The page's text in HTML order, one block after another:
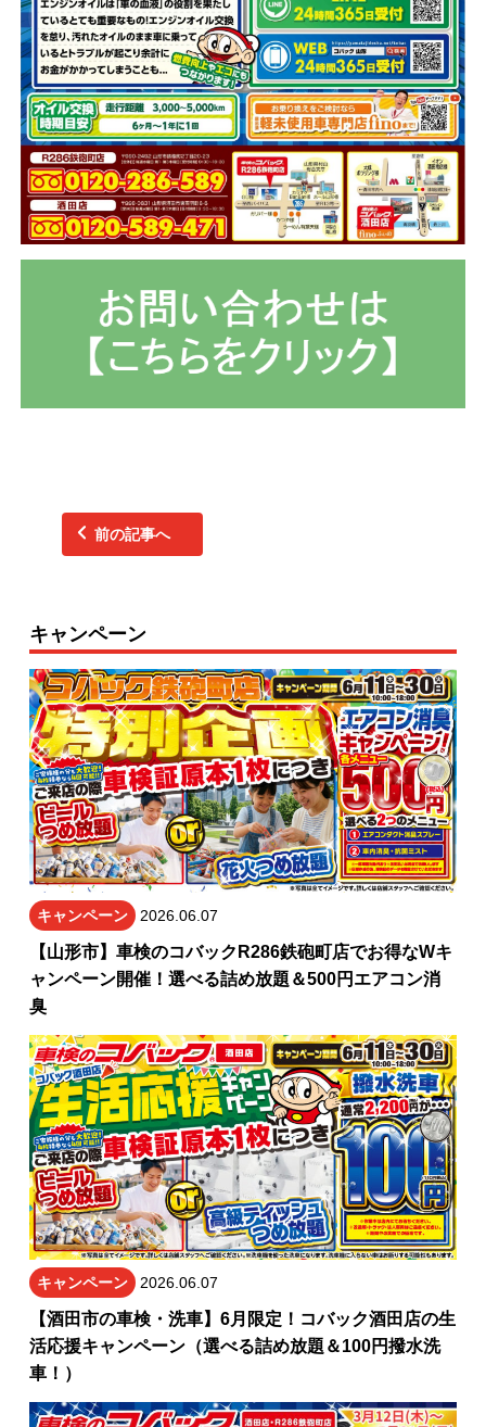
前の記事へ
キャンペーン
キャンペーン 2026.06.07
【山形市】車検のコバックR286鉄砲町店でお得なWキ
ャンペーン開催！選べる詰め放題＆500円エアコン消
臭
キャンペーン 2026.06.07
【酒田市の車検・洗車】6月限定！コバック酒田店の生
活応援キャンペーン（選べる詰め放題＆100円撥水洗
車！）